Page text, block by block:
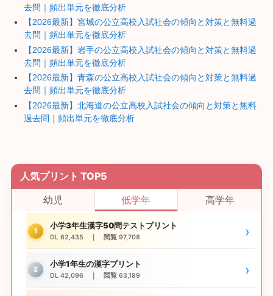
去問｜頻出単元を徹底分析
【2026最新】宮城の公立高校入試社会の傾向と対策と無料過
去問｜頻出単元を徹底分析
【2026最新】岩手の公立高校入試社会の傾向と対策と無料過
去問｜頻出単元を徹底分析
【2026最新】青森の公立高校入試社会の傾向と対策と無料過
去問｜頻出単元を徹底分析
【2026最新】北海道の公立高校入試社会の傾向と対策と無料
過去問｜頻出単元を徹底分析
人気プリント TOP5
幼児
低学年 高学年
1
小学3年生漢字50問テストプリント
DL 62,435 ｜ 閲覧 97,708 ›
2
小学1年生の漢字プリント
DL 42,096 ｜ 閲覧 63,189 ›